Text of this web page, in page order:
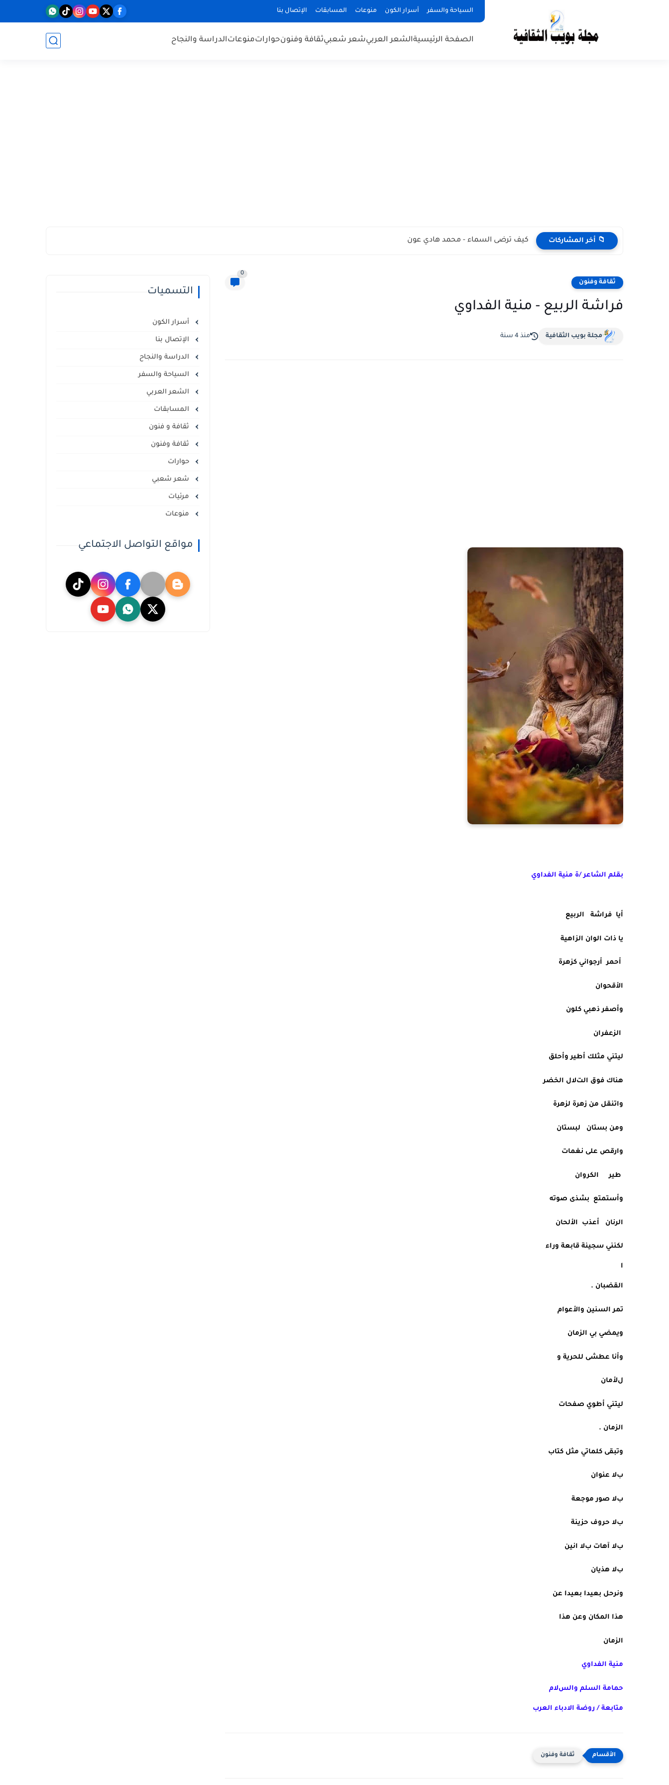
السياحة والسفر أسرار الكون منوعات المسابقات الإتصال بنا
الصفحة الرئيسيةالشعر العربيشعر شعبيثقافة وفنونحواراتمنوعاتالدراسة والنجاح
📁 أخر المشاركات كيف ترضى السماء - محمد هادي عون
ثقافة وفنون
0
فراشة الربيع - منية الفداوي
مجلة بويب الثقافية منذ 4 سنة
بقلم الشاعر /ة منية الفداوي
أيا  فراشة   الربيع
يا ذات الوان الزاهية
اﻷقحوان
وأصفر ذهبي كلون
ليتني مثلك أطير وأحلق
هناك فوق التﻻل الخضر
واتنقل من زهرة لزهرة
ومن بستان   لبستان
وارقص على نغمات
وأستمتع  بشذى صوته
الرنان   أعذب  اﻷلحان
لكنني سجينة قابعة وراء
ا
القضبان .
تمر السنين واﻷعوام
ويمضي بي الزمان
وأنا عطشى للحرية و
لﻷمان
ليتني أطوي صفحات
الزمان .
وتبقى كلماتي مثل كتاب
بﻻ عنوان
بﻻ صور موجعة
بﻻ حروف حزينة
بﻻ آهات بﻻ انين
بﻻ هذيان
ونرحل بعيدا بعيدا عن
هذا المكان وعن هذا
الزمان
منية الفداوي
حمامة السلم والسﻻم
متابعة / روضة الادباء العرب
ثقافة وفنون
التسميات
أسرار الكون
الإتصال بنا
الدراسة والنجاح
السياحة والسفر
الشعر العربي
المسابقات
ثقافة و فنون
ثقافة وفنون
حوارات
شعر شعبي
مرئيات
منوعات
مواقع التواصل الاجتماعي